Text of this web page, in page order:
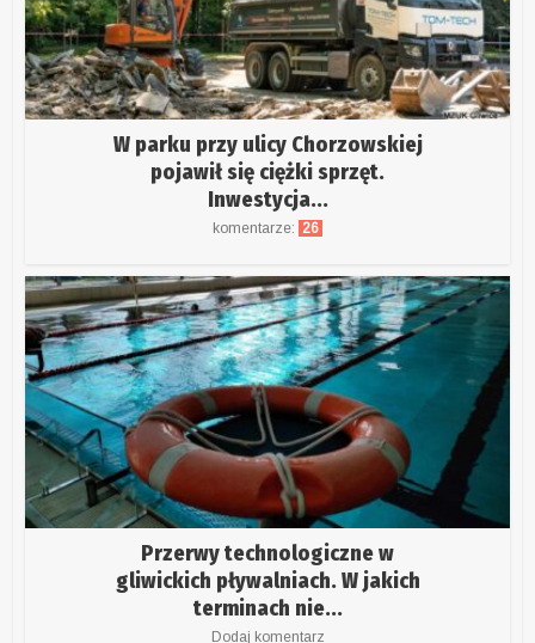
W parku przy ulicy Chorzowskiej
pojawił się ciężki sprzęt.
Inwestycja...
komentarze: 26
Przerwy technologiczne w
gliwickich pływalniach. W jakich
terminach nie...
Dodaj komentarz